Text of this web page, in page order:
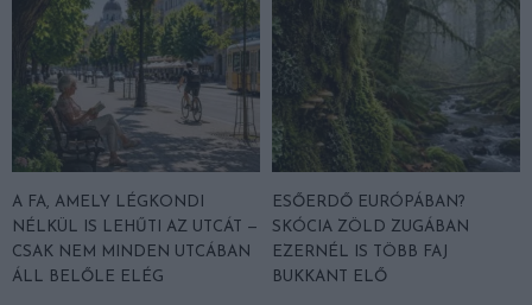
A FA, AMELY LÉGKONDI
NÉLKÜL IS LEHŰTI AZ UTCÁT —
CSAK NEM MINDEN UTCÁBAN
ÁLL BELŐLE ELÉG
ESŐERDŐ EURÓPÁBAN?
SKÓCIA ZÖLD ZUGÁBAN
EZERNÉL IS TÖBB FAJ
BUKKANT ELŐ